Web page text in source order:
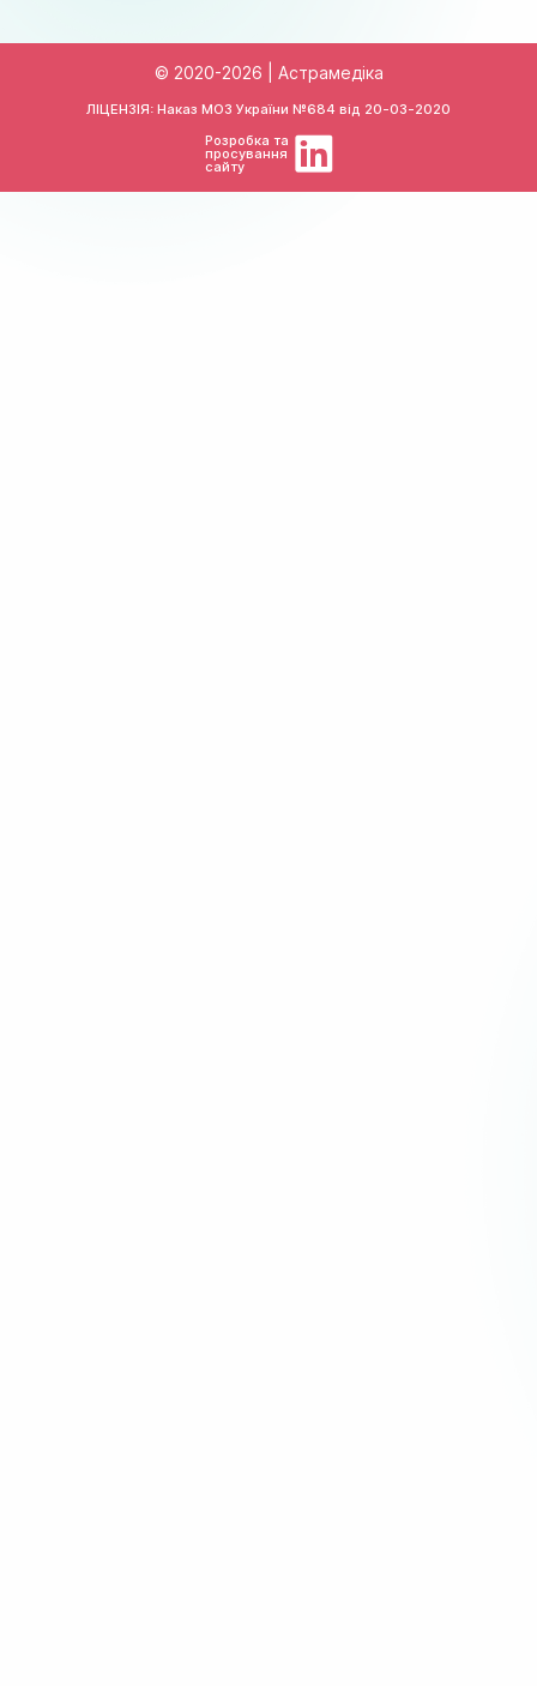
© 2020-2026 | Астрамедіка
ЛІЦЕНЗІЯ: Наказ МОЗ України №684 від 20-03-2020
Розробка та
просування
сайту